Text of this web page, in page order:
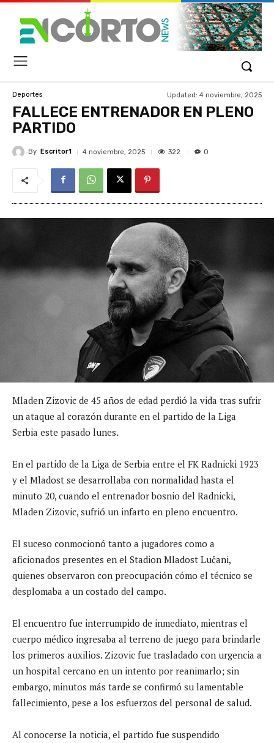
Deportes Updated: 4 noviembre, 2025
FALLECE ENTRENADOR EN PLENO
PARTIDO
By Escritor1 4 noviembre, 2025 322 0
Mladen Zizovic de 45 años de edad perdió la vida tras sufrir
un ataque al corazón durante en el partido de la Liga
Serbia este pasado lunes.
En el partido de la Liga de Serbia entre el FK Radnicki 1923
y el Mladost se desarrollaba con normalidad hasta el
minuto 20, cuando el entrenador bosnio del Radnicki,
Mladen Zizovic, sufrió un infarto en pleno encuentro.
El suceso conmocionó tanto a jugadores como a
aficionados presentes en el Stadion Mladost Lučani,
quienes observaron con preocupación cómo el técnico se
desplomaba a un costado del campo.
El encuentro fue interrumpido de inmediato, mientras el
cuerpo médico ingresaba al terreno de juego para brindarle
los primeros auxilios. Zizovic fue trasladado con urgencia a
un hospital cercano en un intento por reanimarlo; sin
embargo, minutos más tarde se confirmó su lamentable
fallecimiento, pese a los esfuerzos del personal de salud.
Al conocerse la noticia, el partido fue suspendido